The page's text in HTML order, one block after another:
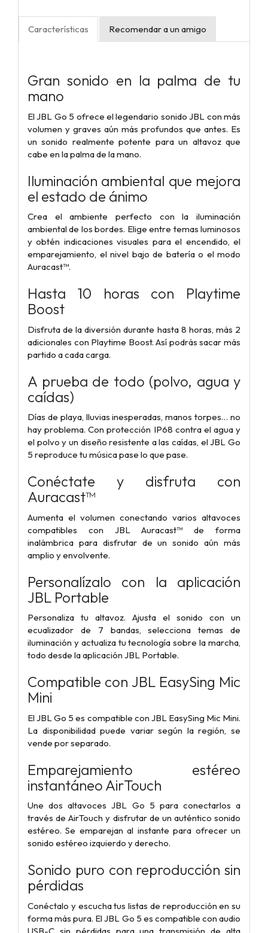
Características Recomendar a un amigo
Gran sonido en la palma de tu
mano
El JBL Go 5 ofrece el legendario sonido JBL con más
volumen y graves aún más profundos que antes. Es
un sonido realmente potente para un altavoz que
cabe en la palma de la mano.
Iluminación ambiental que mejora
el estado de ánimo
Crea el ambiente perfecto con la iluminación
ambiental de los bordes. Elige entre temas luminosos
y obtén indicaciones visuales para el encendido, el
emparejamiento, el nivel bajo de batería o el modo
Auracast™.
Hasta 10 horas con Playtime
Boost
Disfruta de la diversión durante hasta 8 horas, más 2
adicionales con Playtime Boost. Así podrás sacar más
partido a cada carga.
A prueba de todo (polvo, agua y
caídas)
Días de playa, lluvias inesperadas, manos torpes… no
hay problema. Con protección IP68 contra el agua y
el polvo y un diseño resistente a las caídas, el JBL Go
5 reproduce tu música pase lo que pase.
Conéctate y disfruta con
Auracast™
Aumenta el volumen conectando varios altavoces
compatibles con JBL Auracast™ de forma
inalámbrica para disfrutar de un sonido aún más
amplio y envolvente.
Personalízalo con la aplicación
JBL Portable
Personaliza tu altavoz. Ajusta el sonido con un
ecualizador de 7 bandas, selecciona temas de
iluminación y actualiza tu tecnología sobre la marcha,
todo desde la aplicación JBL Portable.
Compatible con JBL EasySing Mic
Mini
El JBL Go 5 es compatible con JBL EasySing Mic Mini.
La disponibilidad puede variar según la región, se
vende por separado.
Emparejamiento estéreo
instantáneo AirTouch
Une dos altavoces JBL Go 5 para conectarlos a
través de AirTouch y disfrutar de un auténtico sonido
estéreo. Se emparejan al instante para ofrecer un
sonido estéreo izquierdo y derecho.
Sonido puro con reproducción sin
pérdidas
Conéctalo y escucha tus listas de reproducción en su
forma más pura. El JBL Go 5 es compatible con audio
USB-C sin pérdidas para una transmisión de alta